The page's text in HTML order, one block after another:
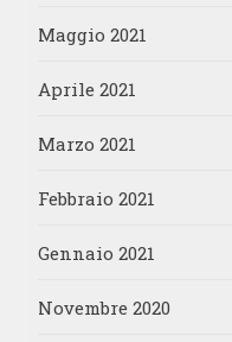
Maggio 2021
Aprile 2021
Marzo 2021
Febbraio 2021
Gennaio 2021
Novembre 2020